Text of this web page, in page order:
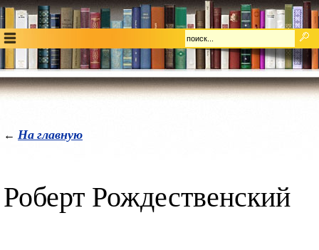
← На главную
Роберт Рождественский